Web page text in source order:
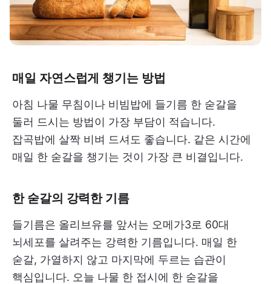
매일 자연스럽게 챙기는 방법
아침 나물 무침이나 비빔밥에 들기름 한 숟갈을
둘러 드시는 방법이 가장 부담이 적습니다.
잡곡밥에 살짝 비벼 드셔도 좋습니다. 같은 시간에
매일 한 숟갈을 챙기는 것이 가장 큰 비결입니다.
한 숟갈의 강력한 기름
들기름은 올리브유를 앞서는 오메가3로 60대
뇌세포를 살려주는 강력한 기름입니다. 매일 한
숟갈, 가열하지 않고 마지막에 두르는 습관이
핵심입니다. 오늘 나물 한 접시에 한 숟갈을